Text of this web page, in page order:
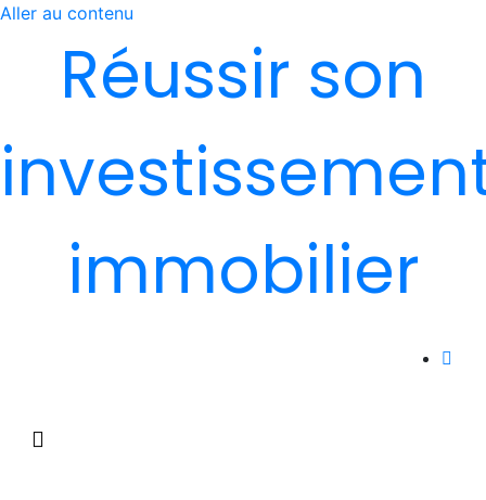
Aller au contenu
Réussir son
immobilier